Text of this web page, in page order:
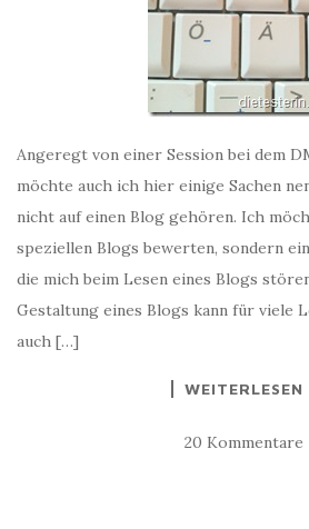
Angeregt von einer Session bei dem
möchte auch ich hier einige Sachen
nicht auf einen Blog gehören. Ich
speziellen Blogs bewerten, sondern
die mich beim Lesen eines Blogs
Gestaltung eines Blogs kann für viele
auch […]
WEITERLESEN
20 Kommentare